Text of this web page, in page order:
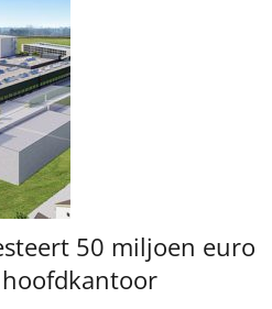
50 miljoen euro